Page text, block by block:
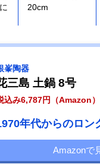
20cm
幅31.5×高さ
14.5cm/直径
峯陶器
三島 土鍋 8号
込み6,787円（Amazon）
年代からのロン
Amazonで